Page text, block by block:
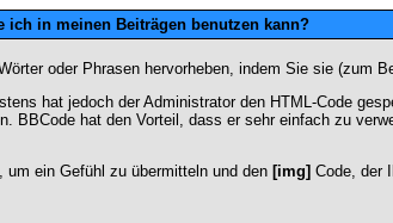
ich in meinen Beiträgen benutzen kann?
oder Phrasen hervorheben, indem Sie sie (zum
hat jedoch der Administrator den HTML-Code
hat den Vorteil, dass er sehr einfach zu
ein Gefühl zu übermitteln und den [img] Code, der